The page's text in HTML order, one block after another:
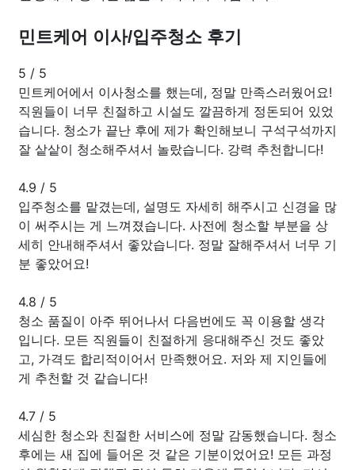
민트케어 이사/입주청소 후기
5 / 5
민트케어에서 이사청소를 했는데, 정말 만족스러웠어요!
직원들이 너무 친절하고 시설도 깔끔하게 정돈되어 있었
습니다. 청소가 끝난 후에 제가 확인해보니 구석구석까지
잘 샅샅이 청소해주셔서 놀랐습니다. 강력 추천합니다!
4.9 / 5
입주청소를 맡겼는데, 설명도 자세히 해주시고 신경을 많
이 써주시는 게 느껴졌습니다. 사전에 청소할 부분을 상
세히 안내해주셔서 좋았습니다. 정말 잘해주셔서 너무 기
분 좋았어요!
4.8 / 5
청소 품질이 아주 뛰어나서 다음번에도 꼭 이용할 생각
입니다. 모든 직원들이 친절하게 응대해주신 것도 좋았
고, 가격도 합리적이어서 만족했어요. 저와 제 지인들에
게 추천할 것 같습니다!
4.7 / 5
세심한 청소와 친절한 서비스에 정말 감동했습니다. 청소
후에는 새 집에 들어온 것 같은 기분이었어요! 모든 과정